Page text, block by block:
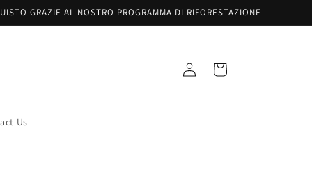
GRAZIE AL NOSTRO PROGRAMMA DI RIFORESTAZIONE
Us
Accesso Carrello